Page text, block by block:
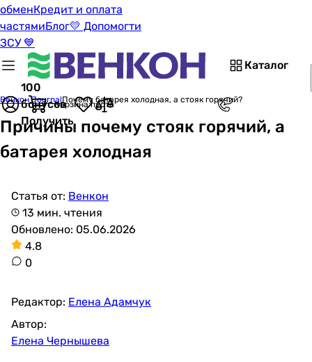
обменКредит и оплата
частямиБлог💛 Допомогти
ЗСУ 💙
Каталог
100
бонусов
Получить
Корзина пуста
Венкон JournalПочему батарея холодная, а стояк горячий?
Причины почему стояк горячий, а
батарея холодная
Статья от: Венкон
13 мин. чтения
Обновлено: 05.06.2026
4.8
0
Редактор: Елена Адамчук
Автор:
Елена Чернышева